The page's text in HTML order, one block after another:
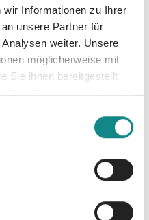
wir Informationen zu Ihrer
unsere Partner für
weiter. Unsere
möglicherweise mit
Sie ihnen bereitgestellt
Ihrer Nutzung der Dienste